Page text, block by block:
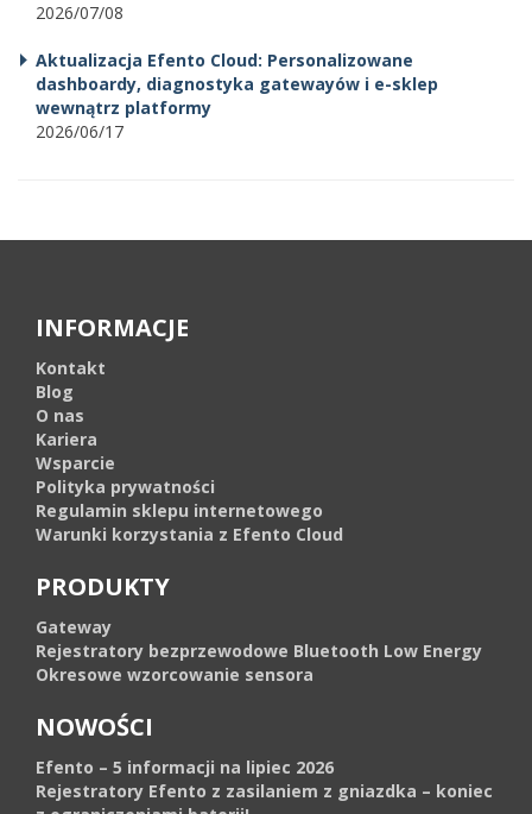
2026/07/08
Aktualizacja Efento Cloud: Personalizowane
dashboardy, diagnostyka gatewayów i e-sklep
wewnątrz platformy
2026/06/17
INFORMACJE
Kontakt
Blog
O nas
Kariera
Wsparcie
Polityka prywatności
Regulamin sklepu internetowego
Warunki korzystania z Efento Cloud
PRODUKTY
Gateway
Rejestratory bezprzewodowe Bluetooth Low Energy
Okresowe wzorcowanie sensora
NOWOŚCI
Efento – 5 informacji na lipiec 2026
Rejestratory Efento z zasilaniem z gniazdka – koniec